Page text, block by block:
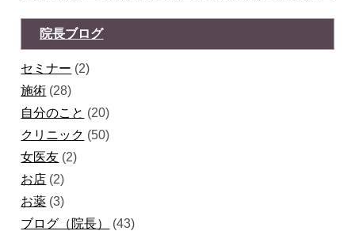
院長ブログ
セミナー (2)
施術 (28)
自分のこと (20)
クリニック (50)
女医友 (2)
お店 (2)
お薬 (3)
ブログ（院長）
(43)